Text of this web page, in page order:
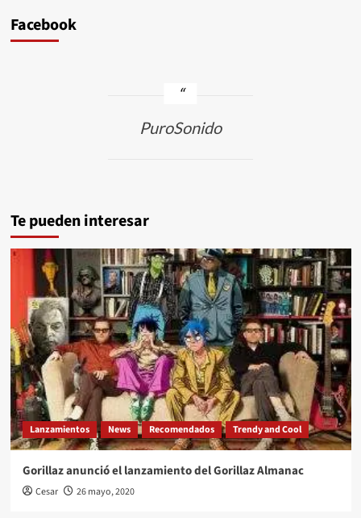
Facebook
PuroSonido
Te pueden interesar
Lanzamientos News Recomendados Trendy and Cool
Gorillaz anunció el lanzamiento del Gorillaz Almanac
Cesar 26 mayo, 2020